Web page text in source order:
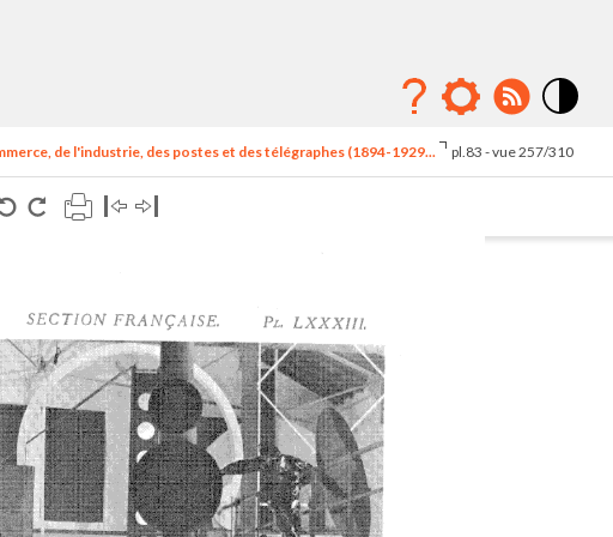
élévé
de l'industrie, des postes et des télégraphes (1894-1929... pl.83 - vue 257/310